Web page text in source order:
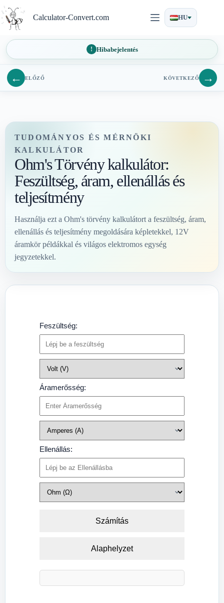
a
tartalomra
Calculator-Convert.com HU
Hibabejelentés
← ELŐZŐ KÖVETKEZŐ →
TUDOMÁNYOS ÉS MÉRNÖKI
KALKULÁTOR
Ohm's Törvény kalkulátor:
Feszültség, áram, ellenállás és
teljesítmény
Használja ezt a Ohm's törvény kalkulátort a feszültség, áram,
ellenállás és teljesítmény megoldására képletekkel, 12V
áramkör példákkal és világos elektromos egység
jegyzetekkel.
Feszültség:
Áramerősség:
Ellenállás:
Számítás
Alaphelyzet